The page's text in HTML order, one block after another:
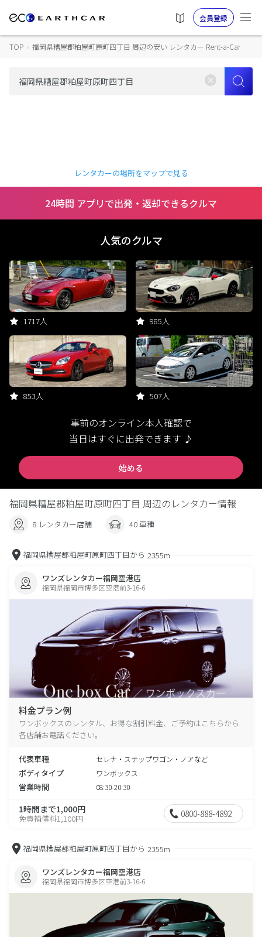
会員登録
TOP › 福岡県糟屋郡粕屋町原町四丁目 周辺の安い レンタカー Rent-a-Car
レンタカーの場所をマップで見る
24時間 アプリで出発・返却できるクルマ
人気のクルマ
1717人 985人
853人 507人
事前のオンライン本人確認で
当日はすぐに出発できます ♪
始める
福岡県糟屋郡粕屋町原町四丁目 周辺のレンタカー情報
8 レンタカー店舗 40 車種
福岡県糟屋郡粕屋町原町四丁目から 2355m
ワンズレンタカー福岡空港店
福岡県福岡市博多区空港前3-16-6
料金プラン例
ワンボックスのレンタル、お得な割引料金、ご予約はこちらから
各店舗お電話ください。
代表車種 セレナ・ステップワゴン・ノアなど
ボディタイプ ワンボックス
営業時間 08:30-20:30
1時間まで1,000円
免責補償料1,100円 0800-888-4892
福岡県糟屋郡粕屋町原町四丁目から 2355m
ワンズレンタカー福岡空港店
福岡県福岡市博多区空港前3-16-6